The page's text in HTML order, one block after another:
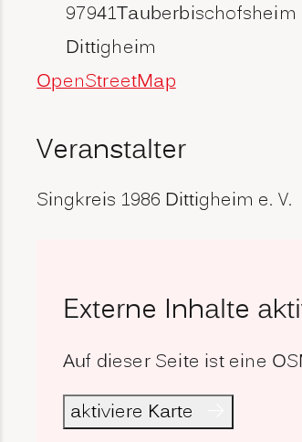
Dittigheim
97941Tauberbischofsheim
OpenStreetMap
Veranstalter
Singkreis 1986 Dittigheim e. V.
Externe Inhalte
Auf dieser Seite ist eine
aktiviere Karte